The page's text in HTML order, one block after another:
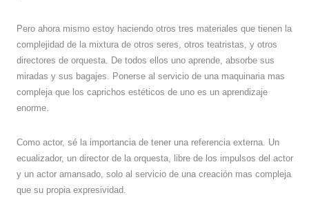
Pero ahora mismo estoy haciendo otros tres materiales que tienen la
complejidad de la mixtura de otros seres, otros teatristas, y otros
directores de orquesta. De todos ellos uno aprende, absorbe sus
miradas y sus bagajes. Ponerse al servicio de una maquinaria mas
compleja que los caprichos estéticos de uno es un aprendizaje
enorme.
Como actor, sé la importancia de tener una referencia externa. Un
ecualizador, un director de la orquesta, libre de los impulsos del actor
y un actor amansado, solo al servicio de una creación mas compleja
que su propia expresividad.